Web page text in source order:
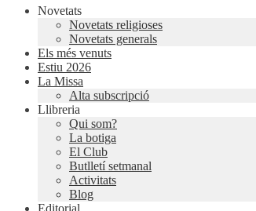
Novetats
Novetats religioses
Novetats generals
Els més venuts
Estiu 2026
La Missa
Alta subscripció
Llibreria
Qui som?
La botiga
El Club
Butlletí setmanal
Activitats
Blog
Editorial